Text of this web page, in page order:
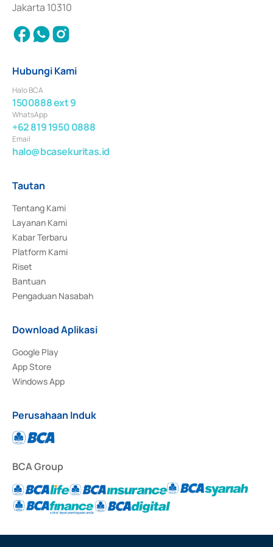
Jakarta 10310
Hubungi Kami
Halo BCA
1500888 ext 9
WhatsApp
+62 819 1950 0888
Email
halo@bcasekuritas.id
Tautan
Tentang Kami
Layanan Kami
Kabar Terbaru
Platform Kami
Riset
Bantuan
Pengaduan Nasabah
Download Aplikasi
Google Play
App Store
Windows App
Perusahaan Induk
BCA Group